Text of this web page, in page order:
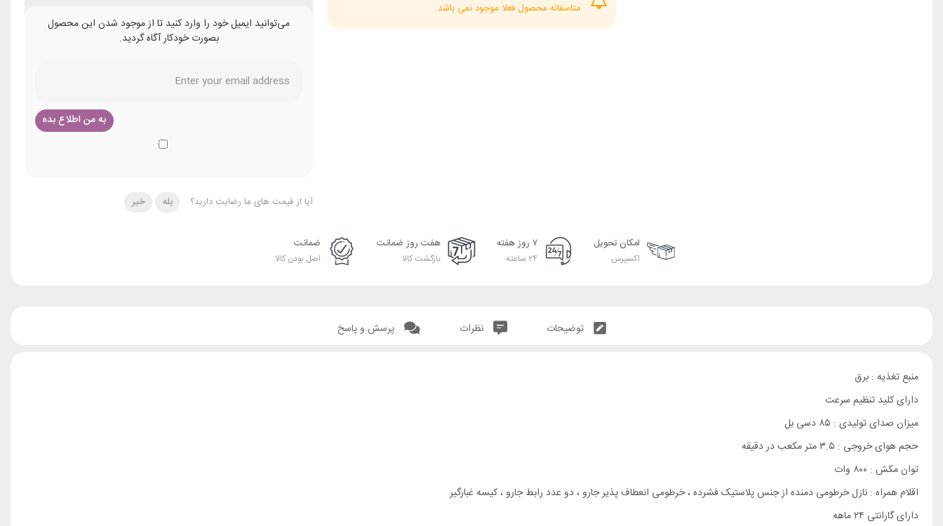
متاسفانه محصول فعلا موجود نمی باشد.
می‌توانید ایمیل خود را وارد کنید تا از موجود شدن این محصول
بصورت خودکار آگاه گردید.
آیا از قیمت های ما رضایت دارید؟ بله خیر
امکان تحویل
اکسپرس
۷ روز هفته
۲۴ ساعته
هفت روز ضمانت
بازگشت کالا
ضمانت
اصل بودن کالا
توضیحات نظرات پرسش و پاسخ
منبع تغذیه : برق
دارای کلید تنظیم سرعت
میزان صدای تولیدی : ۸۵ دسی بل
حجم هوای خروجی : ۳.۵ متر مکعب در دقیقه
توان مکش : ۸۰۰ وات
اقلام همراه : نازل خرطومی دمنده از جنس پلاستیک فشرده ، خرطومی انعطاف پذیر جارو ، دو عدد رابط جارو ، کیسه غبارگیر
دارای گارانتی ۲۴ ماهه